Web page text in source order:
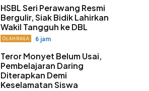
HSBL Seri Perawang Resmi
Bergulir, Siak Bidik Lahirkan
Wakil Tangguh ke DBL
OLAHRAGA 6 jam
Teror Monyet Belum Usai,
Pembelajaran Daring
Diterapkan Demi
Keselamatan Siswa